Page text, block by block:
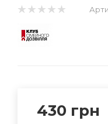
430 грн